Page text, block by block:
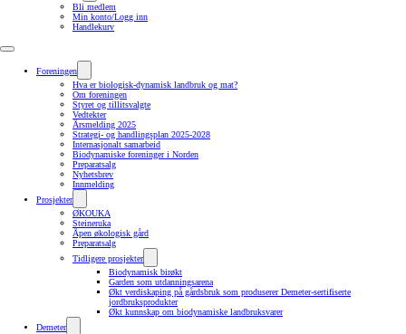
Bli medlem
Min konto/Logg inn
Handlekurv
Foreningen
Hva er biologisk-dynamisk landbruk og mat?
Om foreningen
Styret og tillitsvalgte
Vedtekter
Årsmelding 2025
Strategi- og handlingsplan 2025-2028
Internasjonalt samarbeid
Biodynamiske foreninger i Norden
Preparatsalg
Nyhetsbrev
Innmelding
Prosjekter
ØKOUKA
Steineruka
Åpen økologisk gård
Preparatsalg
Tidligere prosjekter
Biodynamisk birøkt
Garden som utdanningsarena
Økt verdiskaping på gårdsbruk som produserer Demeter-sertifiserte
jordbruksprodukter
Økt kunnskap om biodynamiske landbruksvarer
Demeter